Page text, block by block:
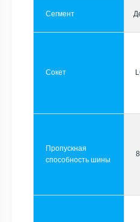
Сегмент
Сокет
Пропускная
способность шины